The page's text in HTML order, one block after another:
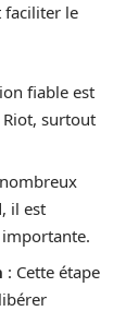
faciliter le
fiable est
surtout
il est
: Cette étape